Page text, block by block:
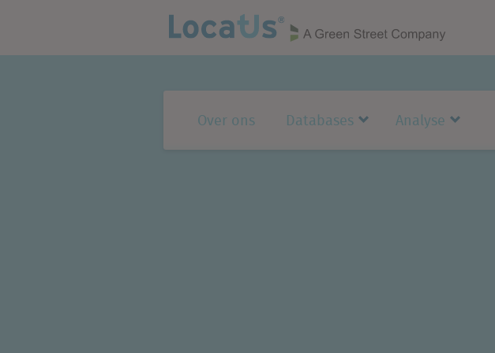
Over ons Databases Analyse